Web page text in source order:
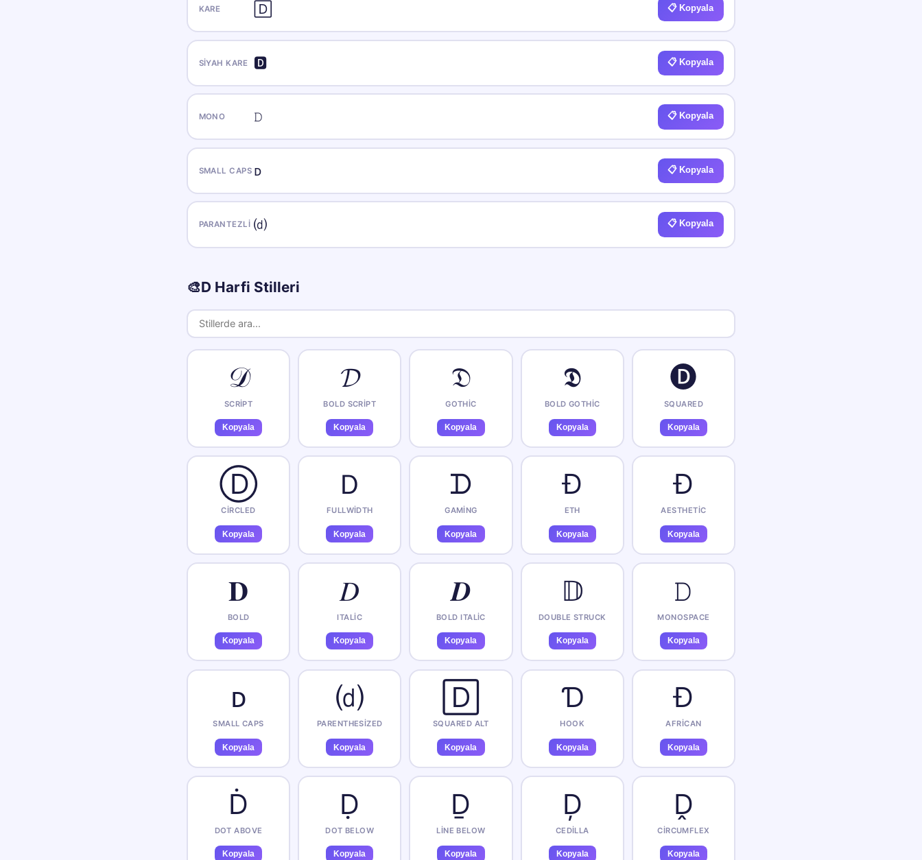
KARE 🄳 📋 Kopyala
SIYAH KARE 🅳 📋 Kopyala
MONO 𝙳 📋 Kopyala
SMALL CAPS ᴅ 📋 Kopyala
PARANTEZLI ⒟ 📋 Kopyala
🎨D Harfi Stilleri
𝒟
SCRIPT
Kopyala
𝓓
BOLD SCRIPT
Kopyala
𝔇
GOTHIC
Kopyala
𝕯
BOLD GOTHIC
Kopyala
🅓
SQUARED
Kopyala
Ⓓ
CIRCLED
Kopyala
Ｄ
FULLWIDTH
Kopyala
ᗪ
GAMING
Kopyala
Ð
ETH
Kopyala
Đ
AESTHETIC
Kopyala
𝐃
BOLD
Kopyala
𝐷
ITALIC
Kopyala
𝑫
BOLD ITALIC
Kopyala
𝔻
DOUBLE STRUCK
Kopyala
𝙳
MONOSPACE
Kopyala
ᴅ
SMALL CAPS
Kopyala
⒟
PARENTHESIZED
Kopyala
🄳
SQUARED ALT
Kopyala
Ɗ
HOOK
Kopyala
Ɖ
AFRICAN
Kopyala
Ḋ
DOT ABOVE
Kopyala
Ḍ
DOT BELOW
Kopyala
Ḏ
LINE BELOW
Kopyala
Ḑ
CEDILLA
Kopyala
Ḓ
CIRCUMFLEX
Kopyala